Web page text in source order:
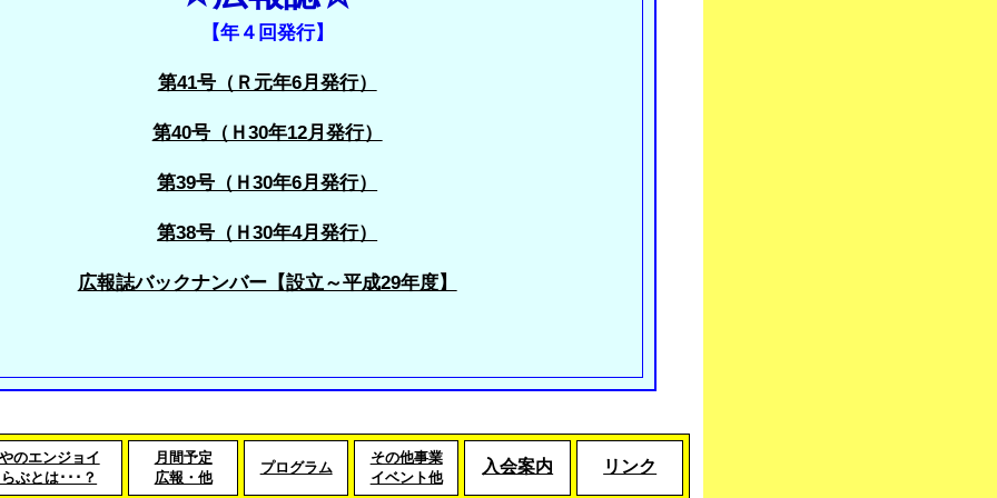
【年４回発行】
第41号（Ｒ元年6月発行）
第40号（Ｈ30年12月発行）
第39号（Ｈ30年6月発行）
第38号（Ｈ30年4月発行）
広報誌バックナンバー【設立～平成29年度】
のエンジョイ
らぶとは･･･？
月間予定
広報・他
プログラム
その他事業
イベント他
入会案内 リンク